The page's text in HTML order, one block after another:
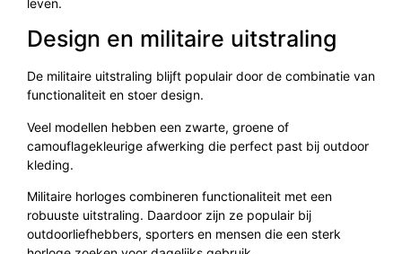
Design en militaire uitstraling
De militaire uitstraling blijft populair door de combinatie van
functionaliteit en stoer design.
Veel modellen hebben een zwarte, groene of
camouflagekleurige afwerking die perfect past bij outdoor
kleding.
Militaire horloges combineren functionaliteit met een
robuuste uitstraling. Daardoor zijn ze populair bij
outdoorliefhebbers, sporters en mensen die een sterk